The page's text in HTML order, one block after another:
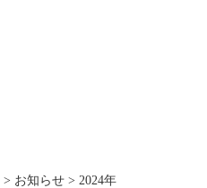
> お知らせ > 2024年